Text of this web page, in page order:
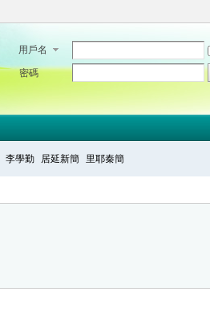
用戶名
密碼
李學勤 居延新簡 里耶秦簡